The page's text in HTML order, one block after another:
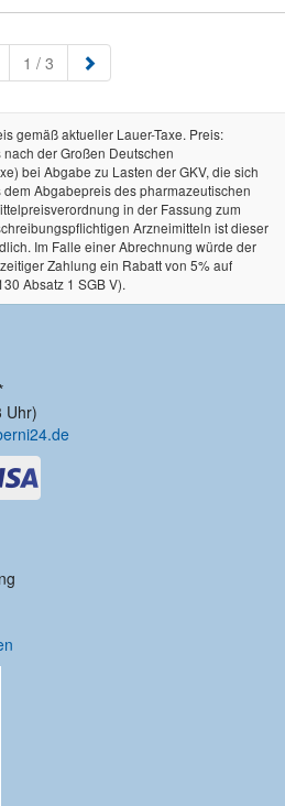
1 (aktuell)
/ 3
gemäß aktueller Lauer-Taxe. Preis:
der Großen Deutschen
bei Abgabe zu Lasten der GKV, die sich
Abgabepreis des pharmazeutischen
in der Fassung zum
Arzneimitteln ist dieser
Im Falle einer Abrechnung würde der
Zahlung ein Rabatt von 5% auf
Absatz 1 SGB V).
Uhr)